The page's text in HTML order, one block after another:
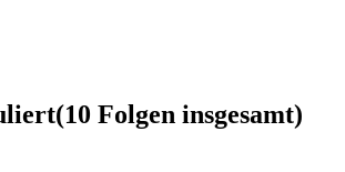
(10 Folgen insgesamt)